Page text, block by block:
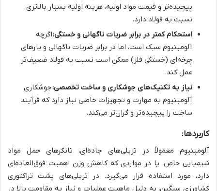
پیچیده‌تر و قیمت مواد اولیه، هزینه اولیه بسیار بالاتری
نسبت به فولاد دارد.
استحکام کمتر در برابر ضربات ناگهانی و خستگی:اگرچه
آلومینیوم سبک است، اما در برابر ضربات ناگهانی و بارهای
چرخه‌ای (خستگی فلز) ممکن است نسبت به فولاد ضعیف‌تر
عمل کند.
نیاز به تکنیک‌های جوشکاری و ساخت تخصصی:جوشکاری
آلومینیوم به مهارت و تجهیزات خاصی نیاز دارد که فرآیند
ساخت را پیچیده‌تر و گران‌تر می‌کند.
کاربردها:
آلومینیوم معمولاً در تریلی‌های جاده‌ای، تانکرهای حمل مواد
شیمیایی خاص، یا در مواردی که کاهش وزن اهمیت فوق‌العاده‌ای
دارد، مورد استفاده قرار می‌گیرد. در تریلی‌های پشت تراکتوری
کشاورزی سنگین، به دلیل ماهیت عملیات و نیاز به مقاومت بالا در